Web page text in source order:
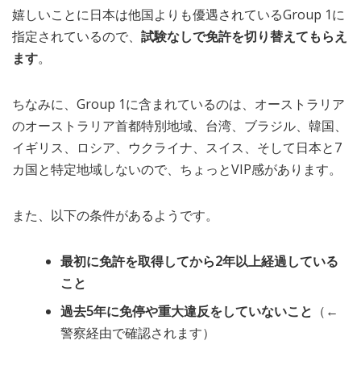
嬉しいことに日本は他国よりも優遇されているGroup 1に
指定されているので、 試験なしで免許を切り替えてもらえ
ます。
ちなみに、Group 1に含まれているのは、オーストラリア
のオーストラリア首都特別地域、台湾、ブラジル、韓国、
イギリス、ロシア、ウクライナ、スイス、そして日本と7
カ国と特定地域しないので、ちょっとVIP感があります。
また、以下の条件があるようです。
最初に免許を取得してから2年以上経過している
こと
過去5年に免停や重大違反をしていないこと （←
警察経由で確認されます）